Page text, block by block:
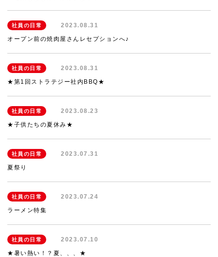
社員の日常 2023.08.31
オープン前の焼肉屋さんレセプションへ♪
社員の日常 2023.08.31
★第1回ストラテジー社内BBQ★
社員の日常 2023.08.23
★子供たちの夏休み★
社員の日常 2023.07.31
夏祭り
社員の日常 2023.07.24
ラーメン特集
社員の日常 2023.07.10
★暑い熱い！？夏、、、★